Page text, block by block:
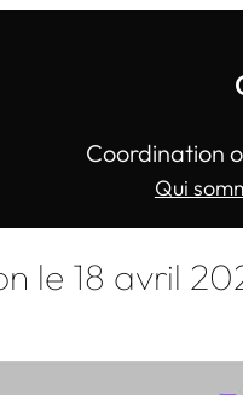
Coordination
Qui
le 18 avril